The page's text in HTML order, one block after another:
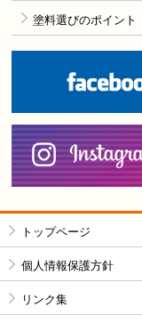
塗料選びのポイント
トップページ
個人情報保護方針
リンク集